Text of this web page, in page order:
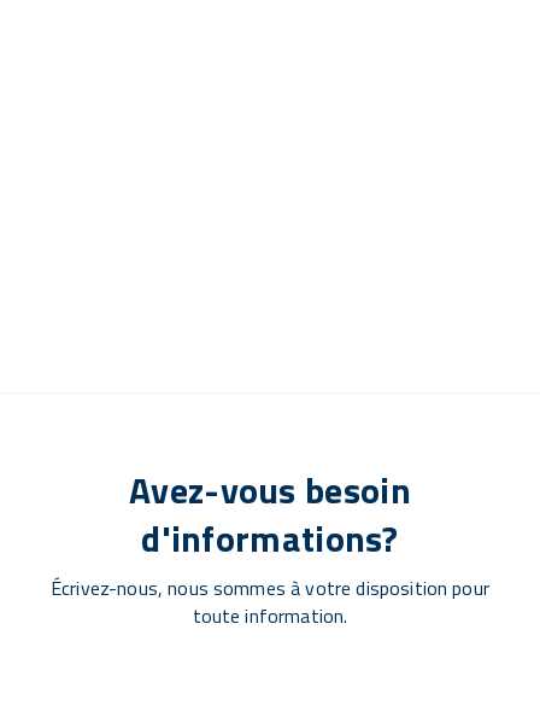
Avez-vous besoin
d'informations?
Écrivez-nous, nous sommes à votre disposition pour
toute information.